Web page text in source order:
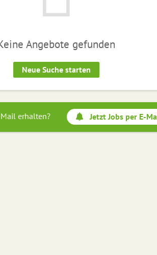
Angebote gefunden
Neue Suche starten
erhalten? Jetzt Jobs per E-